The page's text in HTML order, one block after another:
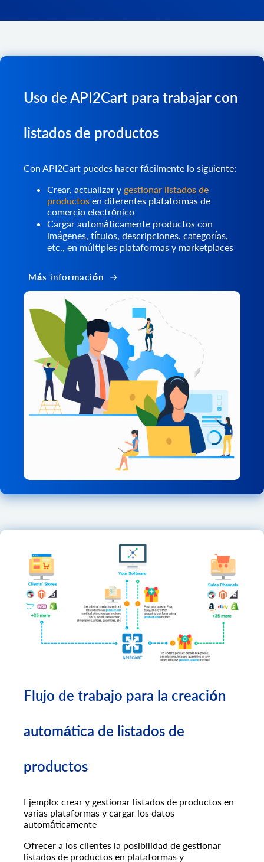
Uso de API2Cart para trabajar con
listados de productos
Con API2Cart puedes hacer fácilmente lo siguiente:
Crear, actualizar y gestionar listados de
productos en diferentes plataformas de
comercio electrónico
Cargar automáticamente productos con
imágenes, títulos, descripciones, categorías,
etc., en múltiples plataformas y marketplaces
Más información
Flujo de trabajo para la creación
automática de listados de
productos
Ejemplo: crear y gestionar listados de productos en
varias plataformas y cargar los datos
automáticamente
Ofrecer a los clientes la posibilidad de gestionar
listados de productos en plataformas y